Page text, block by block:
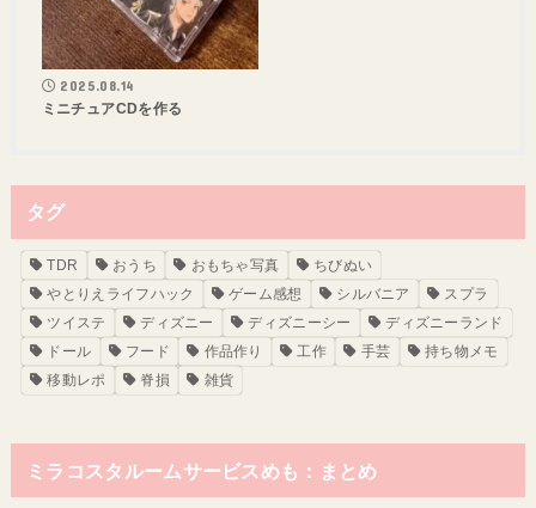
2025.08.14
ミニチュアCDを作る
タグ
TDR おうち おもちゃ写真
ちびぬい
やとりえライフハック
ゲーム感想 シルバニア
スプラ
ツイステ
ディズニー ディズニーシー
ディズニーランド
ドール
フード 作品作り 工作 手芸
持ち物メモ
移動レポ
脊損 雑貨
ミラコスタルームサービスめも：まとめ